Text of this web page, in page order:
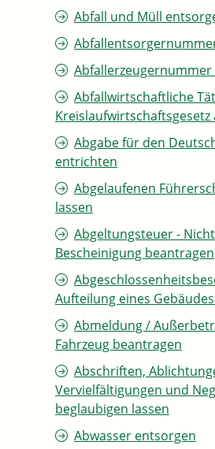
Abfall und Müll
Abfallwirtschaftliche
Kreislaufwirtschaftsgesetz
Abgabe für den
entrichten
Abgelaufenen
lassen
Abgeltungsteuer -
Bescheinigung beantragen
Aufteilung eines
Abmeldung /
Fahrzeug beantragen
Abschriften,
Vervielfältigungen und
beglaubigen lassen
Abwasser entsorgen